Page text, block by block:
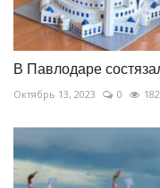
В Павлодаре
Октябрь 13, 2023 0 182